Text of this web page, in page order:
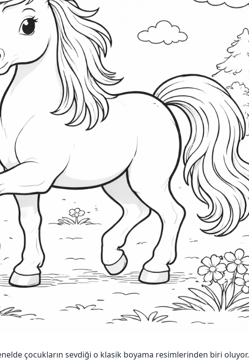
çocukların sevdiği o klasik boyama resimlerinden biri oluyor.